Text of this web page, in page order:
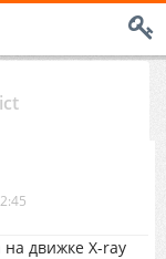
движке X-ray